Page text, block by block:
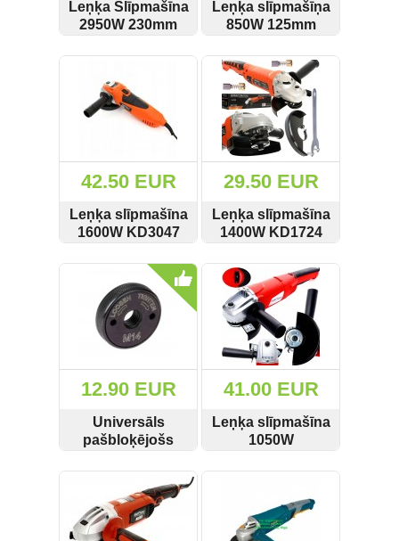
Leņķa Slīpmašīna
2950W 230mm
KD538
Kraft&Dele
SKATĪT PIRKT
Leņķa slīpmašīņa
850W 125mm
KRAFT&DELE
SKATĪT PIRKT
42.50 EUR
Leņķa slīpmašīna
1600W KD3047
SKATĪT PIRKT
29.50 EUR
Leņķa slīpmašīna
1400W KD1724
SKATĪT PIRKT
12.90 EUR
Universāls
pašbloķējošs
slīpmašīnai M14
KD10398
SKATĪT PIRKT
41.00 EUR
Leņķa slīpmašīna
1050W
regulācija
SKATĪT PIRKT